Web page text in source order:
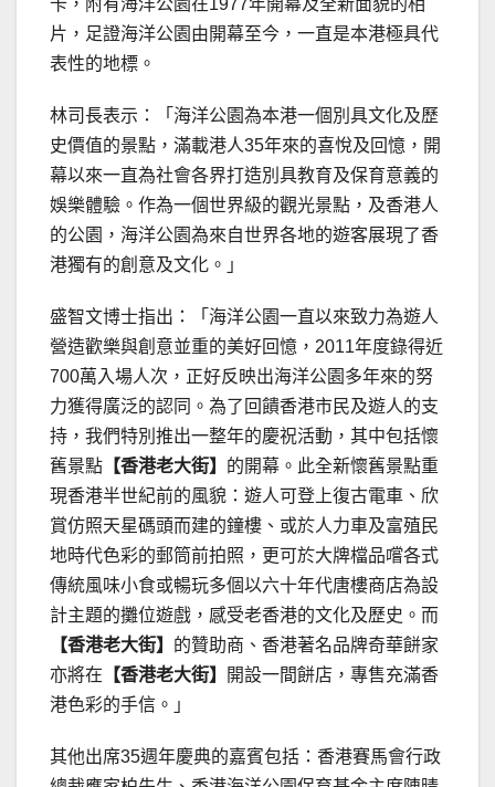
卡，附有海洋公園在1977年開幕及全新面貌的相
片，足證海洋公園由開幕至今，一直是本港極具代
表性的地標。
林司長表示：「海洋公園為本港一個別具文化及歷
史價值的景點，滿載港人35年來的喜悅及回憶，開
幕以來一直為社會各界打造別具教育及保育意義的
娛樂體驗。作為一個世界級的觀光景點，及香港人
的公園，海洋公園為來自世界各地的遊客展現了香
港獨有的創意及文化。」
盛智文博士指出：「海洋公園一直以來致力為遊人
營造歡樂與創意並重的美好回憶，2011年度錄得近
700萬入場人次，正好反映出海洋公園多年來的努
力獲得廣泛的認同。為了回饋香港市民及遊人的支
持，我們特別推出一整年的慶祝活動，其中包括懷
舊景點 【香港老大街】 的開幕。此全新懷舊景點重
現香港半世紀前的風貌：遊人可登上復古電車、欣
賞仿照天星碼頭而建的鐘樓、或於人力車及富殖民
地時代色彩的郵筒前拍照，更可於大牌檔品嚐各式
傳統風味小食或暢玩多個以六十年代唐樓商店為設
計主題的攤位遊戲，感受老香港的文化及歷史。而
【香港老大街】 的贊助商、香港著名品牌奇華餅家
亦將在 【香港老大街】
開設一間餅店，專售充滿香
港色彩的手信。」
其他出席35週年慶典的嘉賓包括：香港賽馬會行政